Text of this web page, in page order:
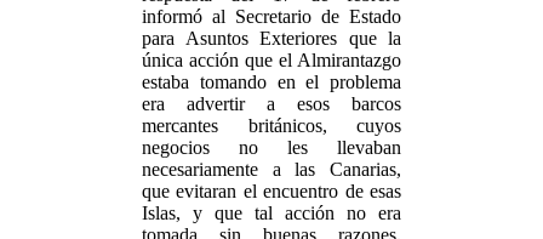
informó al Secretario de Estado
para Asuntos Exteriores que la
única acción que el Almirantazgo
estaba tomando en el problema
era advertir a esos barcos
mercantes británicos, cuyos
negocios no les llevaban
necesariamente a las Canarias,
que evitaran el encuentro de esas
Islas, y que tal acción no era
tomada sin buenas razones.